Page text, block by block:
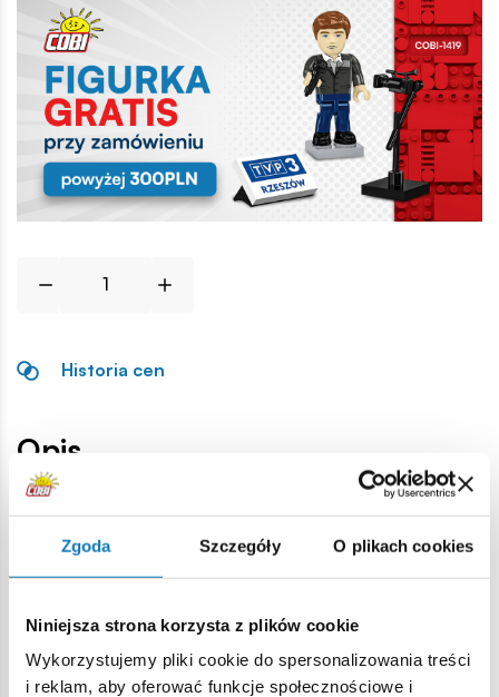
Zgoda Szczegóły O plikach cookies
Niniejsza strona korzysta z plików cookie
Wykorzystujemy pliki cookie do spersonalizowania treści
i reklam, aby oferować funkcje społecznościowe i
Historia cen
Opis
Lokalizacja produktu:
Strona główna Klocki na sztuki Podstawowe 2x2 1/3
Ostrzeżenie